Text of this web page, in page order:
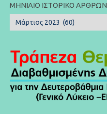
ΜΗΝΙΑΊΟ ΙΣΤΟΡΙΚΌ ΆΡΘΡΩΝ
Μηνιαίο
Ιστορικό